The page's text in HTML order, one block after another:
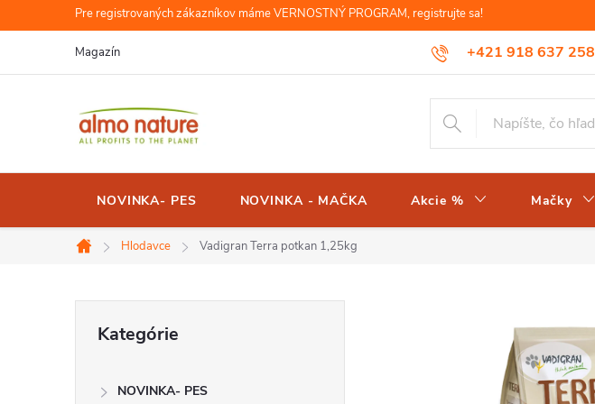
na
Pre registrovaných zákazníkov máme VERNOSTNÝ PROGRAM, registrujte sa!
+421 918 637 258
Magazín
NOVINKA- PES NOVINKA - MAČKA Akcie % Mačky
Domov
Hlodavce Vadigran Terra potkan 1,25kg
kategórie
Kategórie
NOVINKA- PES